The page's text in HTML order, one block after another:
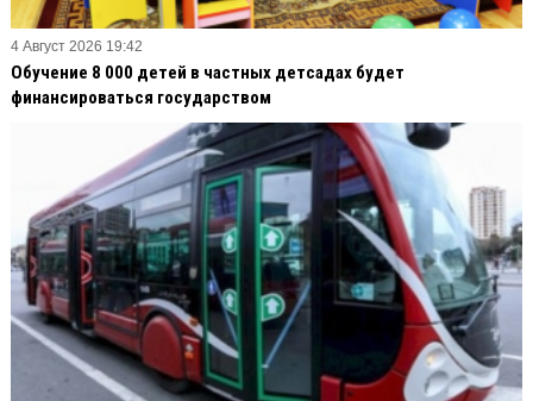
4 Август 2026 19:42
Обучение 8 000 детей в частных детсадах будет
финансироваться государством